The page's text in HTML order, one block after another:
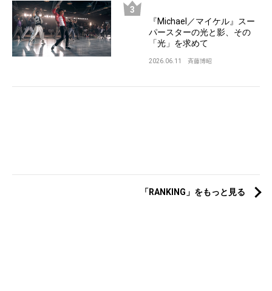
『Michael／マイケル』スー
パースターの光と影、その
「光」を求めて
2026.06.11 斉藤博昭
「RANKING」をもっと見る